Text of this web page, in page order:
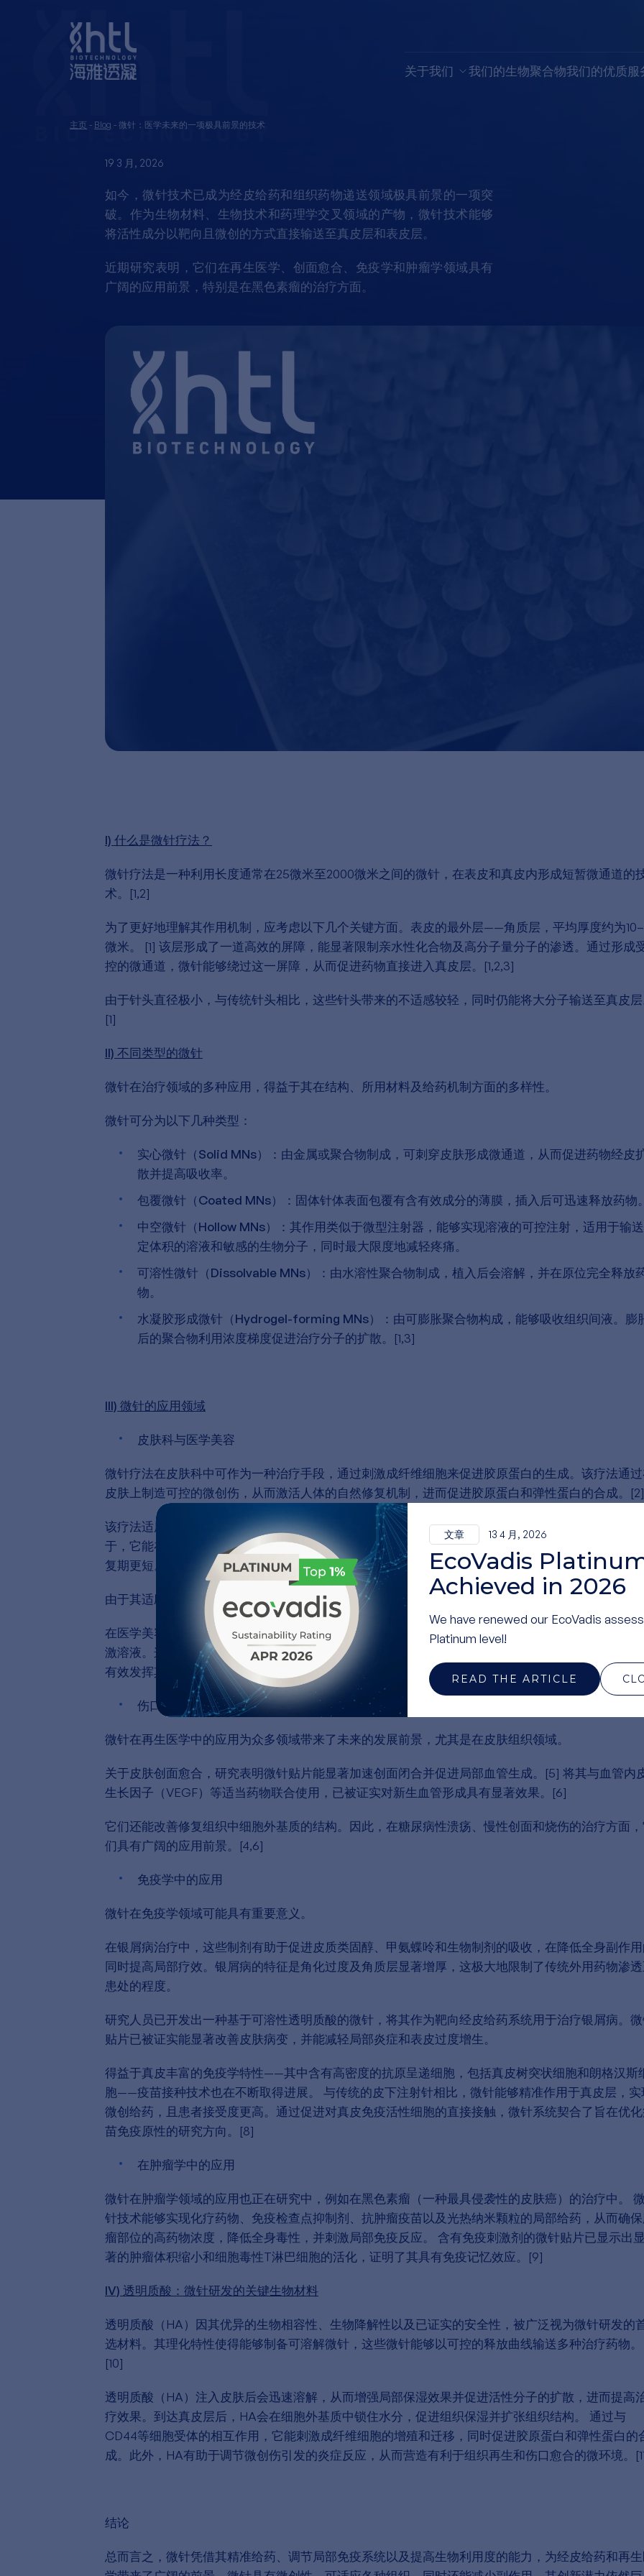
关于我们 我们的生物聚合物我们的优质服
文章 13 4 月, 2026
EcoVadis
Achieved in 2026
We have renewed our EcoVadis
Platinum level!
READ THE ARTICLE
主页 - Blog -微针：医学未来的一项极具前景的技术
19 3 月, 2026
如今，微针技术已成为经皮给药和组织药物递送领域极具前景的一项突
破。作为生物材料、生物技术和药理学交叉领域的产物，微针技术能够
将活性成分以靶向且微创的方式直接输送至真皮层和表皮层。
近期研究表明，它们在再生医学、创面愈合、免疫学和肿瘤学领域具有
广阔的应用前景，特别是在黑色素瘤的治疗方面。
I) 什么是微针疗法？
微针疗法是一种利用长度通常在25微米至2000微米之间的微针，在表皮和真皮内形成短暂微通道的
术。[1,2]
为了更好地理解其作用机制，应考虑以下几个关键方面。表皮的最外层——角质层，平均厚度约为
微米。 [1] 该层形成了一道高效的屏障，能显著限制亲水性化合物及高分子量分子的渗透。通过形成
控的微通道，微针能够绕过这一屏障，从而促进药物直接进入真皮层。[1,2,3]
由于针头直径极小，与传统针头相比，这些针头带来的不适感较轻，同时仍能将大分子输送至真皮层
[1]
II) 不同类型的微针
微针在治疗领域的多种应用，得益于其在结构、所用材料及给药机制方面的多样性。
微针可分为以下几种类型：
实心微针（Solid MNs）： 由金属或聚合物制成，可刺穿皮肤形成微通道，从而促进药物经皮
散并提高吸收率。
包覆微针（Coated MNs）： 固体针体表面包覆有含有效成分的薄膜，插入后可迅速释放药物。
中空微针（Hollow MNs）： 其作用类似于微型注射器，能够实现溶液的可控注射，适用于输
定体积的溶液和敏感的生物分子，同时最大限度地减轻疼痛。
可溶性微针（Dissolvable MNs）： 由水溶性聚合物制成，植入后会溶解，并在原位完全释放
物。
水凝胶形成微针（Hydrogel-forming MNs）： 由可膨胀聚合物构成，能够吸收组织间液。膨
后的聚合物利用浓度梯度促进治疗分子的扩散。[1,3]
III) 微针的应用领域
皮肤科与医学美容
微针疗法在皮肤科中可作为一种治疗手段，通过刺激成纤维细胞来促进胶原蛋白的生成。该疗法通
皮肤上制造可控的微创伤，从而激活人体的自然修复机制，进而促进胶原蛋白和弹性蛋白的合成。[2]
该疗法适用于多种皮肤问题，例如痤疮疤痕、皱纹、色素沉着和妊娠纹。[4] 微针疗法的一大优势在
于，它能在促进皮肤更新的同时保护周围健康组织，因此与其他皮肤治疗方法相比，愈合速度更快，
复期更短。[2]
由于其适应性广，微针疗法几乎可用于身体的任何部位，尽管它通常应用于面部、颈部和胸部。
在医学美容领域，微针疗法可用于在皮肤上制造可控的微小穿孔，随后局部涂抹PDRN或肽类等生物刺
激溶液。这些微通道有助于活性成分渗透至皮肤深层，使其能够到达目标细胞，并比单纯局部涂抹更
有效发挥其生物学功效。
伤口愈合
微针在再生医学中的应用为众多领域带来了未来的发展前景，尤其是在皮肤组织领域。
关于皮肤创面愈合，研究表明微针贴片能显著加速创面闭合并促进局部血管生成。[5] 将其与血管内
生长因子（VEGF）等适当药物联合使用，已被证实对新生血管形成具有显著效果。[6]
它们还能改善修复组织中细胞外基质的结构。因此，在糖尿病性溃疡、慢性创面和烧伤的治疗方面，
们具有广阔的应用前景。[4,6]
免疫学中的应用
微针在免疫学领域可能具有重要意义。
在银屑病治疗中，这些制剂有助于促进皮质类固醇、甲氨蝶呤和生物制剂的吸收，在降低全身副作
同时提高局部疗效。银屑病的特征是角化过度及角质层显著增厚，这极大地限制了传统外用药物渗
患处的程度。
研究人员已开发出一种基于可溶性透明质酸的微针，将其作为靶向经皮给药系统用于治疗银屑病。
贴片已被证实能显著改善皮肤病变，并能减轻局部炎症和表皮过度增生。
得益于真皮丰富的免疫学特性——其中含有高密度的抗原呈递细胞，包括真皮树突状细胞和朗格汉斯
胞——疫苗接种技术也在不断取得进展。 与传统的皮下注射针相比，微针能够精准作用于真皮层，实
微创给药，且患者接受度更高。通过促进对真皮免疫活性细胞的直接接触，微针系统契合了旨在优
苗免疫原性的研究方向。[8]
在肿瘤学中的应用
微针在肿瘤学领域的应用也正在研究中，例如在黑色素瘤（一种最具侵袭性的皮肤癌）的治疗中。 微
针技术能够实现化疗药物、免疫检查点抑制剂、抗肿瘤疫苗以及光热纳米颗粒的局部给药，从而确
瘤部位的高药物浓度，降低全身毒性，并刺激局部免疫反应。 含有免疫刺激剂的微针贴片已显示出显
著的肿瘤体积缩小和细胞毒性T淋巴细胞的活化，证明了其具有免疫记忆效应。[9]
IV) 透明质酸：微针研发的关键生物材料
透明质酸（HA）因其优异的生物相容性、生物降解性以及已证实的安全性，被广泛视为微针研发的
选材料。其理化特性使得能够制备可溶解微针，这些微针能够以可控的释放曲线输送多种治疗药物。
[10]
透明质酸（HA）注入皮肤后会迅速溶解，从而增强局部保湿效果并促进活性分子的扩散，进而提高
疗效果。到达真皮层后，HA会在细胞外基质中锁住水分，促进组织保湿并扩张组织结构。 通过与
CD44等细胞受体的相互作用，它能刺激成纤维细胞的增殖和迁移，同时促进胶原蛋白和弹性蛋白的
成。此外，HA有助于调节微创伤引发的炎症反应，从而营造有利于组织再生和伤口愈合的微环境。
结论
总而言之，微针凭借其精准给药、调节局部免疫系统以及提高生物利用度的能力，为经皮给药和再